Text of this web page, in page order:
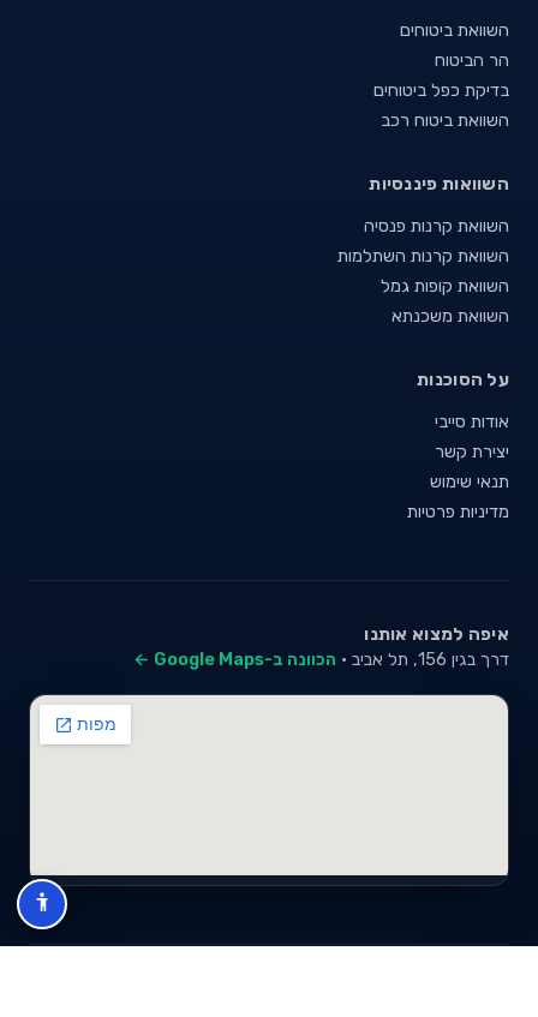
השוואת ביטוחים
הר הביטוח
בדיקת כפל ביטוחים
השוואת ביטוח רכב
השוואות פיננסיות
השוואת קרנות פנסיה
השוואת קרנות השתלמות
השוואת קופות גמל
השוואת משכנתא
על הסוכנות
אודות סייבי
יצירת קשר
תנאי שימוש
מדיניות פרטיות
איפה למצוא אותנו
דרך בגין 156, תל אביב · הכוונה ב-Google Maps ←